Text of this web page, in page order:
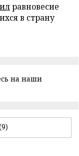
равновесие
в страну
на наши
(9)